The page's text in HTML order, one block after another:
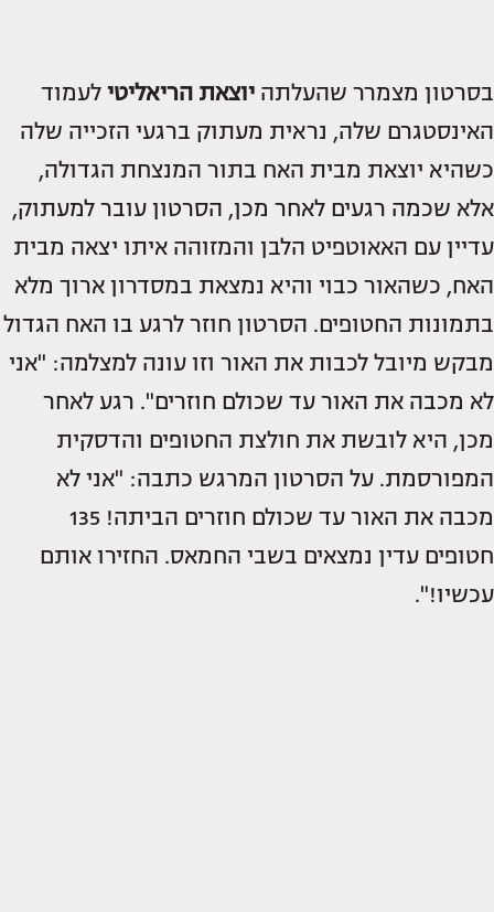
בסרטון מצמרר שהעלתה יוצאת הריאליטי לעמוד
האינסטגרם שלה, נראית מעתוק ברגעי הזכייה שלה
כשהיא יוצאת מבית האח בתור המנצחת הגדולה,
אלא שכמה רגעים לאחר מכן, הסרטון עובר למעתוק,
עדיין עם האאוטפיט הלבן והמזוהה איתו יצאה מבית
האח, כשהאור כבוי והיא נמצאת במסדרון ארוך מלא
בתמונות החטופים. הסרטון חוזר לרגע בו האח הגדול
מבקש מיובל לכבות את האור וזו עונה למצלמה: "אני
לא מכבה את האור עד שכולם חוזרים". רגע לאחר
מכן, היא לובשת את חולצת החטופים והדסקית
המפורסמת. על הסרטון המרגש כתבה: "אני לא
מכבה את האור עד שכולם חוזרים הביתה! 135
חטופים עדין נמצאים בשבי החמאס. החזירו אותם
עכשיו!".